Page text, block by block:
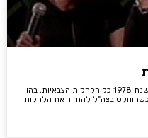
על פי החלטת הרמטכ"ל רפאל איתן, פורקו בשנת 1978 כל הלהקות הצבאיות, בהן
הנח"ל. הלהקה חזרה לפעול ב-1985, כשהוחלט בצה"ל להחזיר את הלהקות